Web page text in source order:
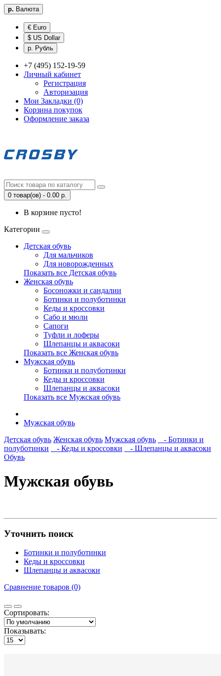
р. Валюта
€ Euro
$ US Dollar
р. Рубль
+7 (495) 152-19-59
Личный кабинет
Регистрация
Авторизация
Мои Закладки (0)
Корзина покупок
Оформление заказа
0 товар(ов) - 0.00 р.
В корзине пусто!
Категории
Детская обувь
Для мальчиков
Для новорожденных
Показать все Детская обувь
Женская обувь
Босоножки и сандалии
Ботинки и полуботинки
Кеды и кроссовки
Сабо и мюли
Сапоги
Туфли и лоферы
Шлепанцы и аквасоки
Показать все Женская обувь
Мужская обувь
Ботинки и полуботинки
Кеды и кроссовки
Шлепанцы и аквасоки
Показать все Мужская обувь
Мужская обувь
Детская обувь Женская обувь Мужская обувь
- Ботинки и
полуботинки
- Кеды и кроссовки
- Шлепанцы и аквасоки
Обувь
Мужская обувь
Уточнить поиск
Ботинки и полуботинки
Кеды и кроссовки
Шлепанцы и аквасоки
Сравнение товаров (0)
Сортировать:
Показывать: